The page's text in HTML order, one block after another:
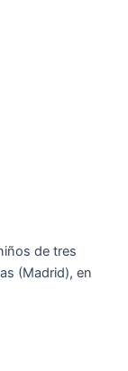
de tres
(Madrid), en